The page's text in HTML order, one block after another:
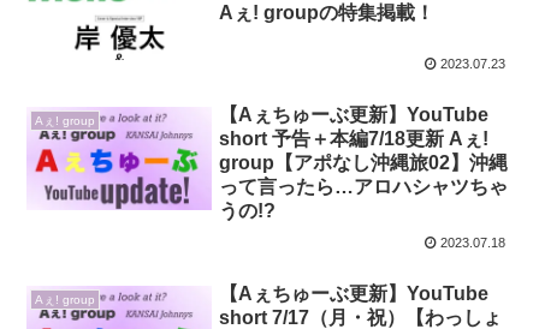
Aぇ! groupの特集掲載！
2023.07.23
Aぇ! group
【Aぇちゅーぶ更新】YouTube
short 予告＋本編7/18更新 Aぇ!
group【アポなし沖縄旅02】沖縄
って言ったら…アロハシャツちゃ
うの!?
2023.07.18
Aぇ! group
【Aぇちゅーぶ更新】YouTube
short 7/17（月・祝）【わっしょ